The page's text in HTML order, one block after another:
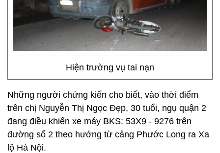
Hiện trường vụ tai nạn
Những người chứng kiến cho biết, vào thời điểm
trên chị Nguyễn Thị Ngọc Đẹp, 30 tuổi, ngụ quận 2
đang điều khiển xe máy BKS: 53X9 - 9276 trên
đường số 2 theo hướng từ cảng Phước Long ra Xa
lộ Hà Nội.